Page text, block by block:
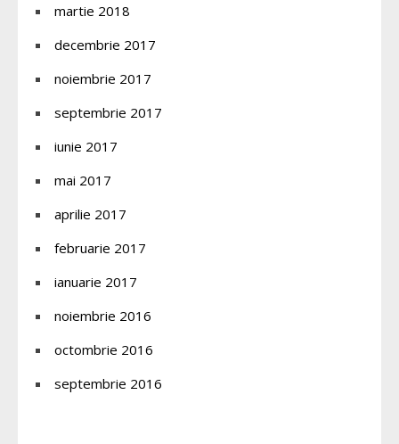
martie 2018
decembrie 2017
noiembrie 2017
septembrie 2017
iunie 2017
mai 2017
aprilie 2017
februarie 2017
ianuarie 2017
noiembrie 2016
octombrie 2016
septembrie 2016